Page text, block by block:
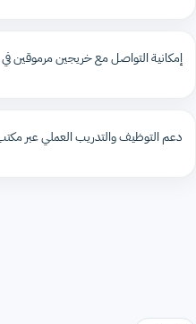
إمكانية التواصل مع خريجين مرموقين
دعم التوظيف والتدريب العملي عبر